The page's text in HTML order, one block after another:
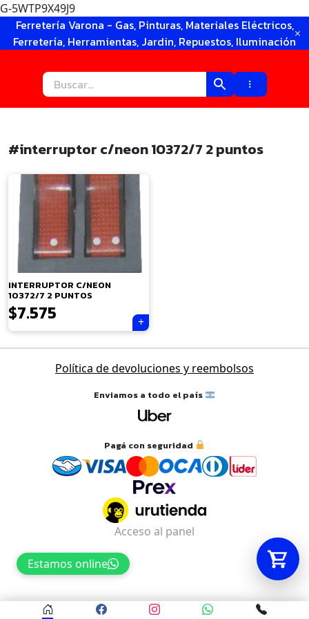
G-5WTP9X49J9
Ferretería Varona - Gas, Pinturas, Materiales Eléctricos,
Ferretería, Herramientas, Jardin, Repuestos, Iluminación
#interruptor c/neon 10372/7 2 puntos
INTERRUPTOR C/NEON
10372/7 2 PUNTOS
$7.575
Política de devoluciones y reembolsos
Enviamos a todo el país
Pagá con seguridad
Estamos online
Acceso al panel
Tu carrito está vacío.
Agregá un producto y aparecerá acá